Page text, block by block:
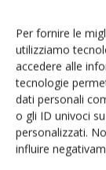
Per fornire le
utilizziamo
accedere alle
tecnologie
dati personali
o gli ID univoci
personalizzati.
influire